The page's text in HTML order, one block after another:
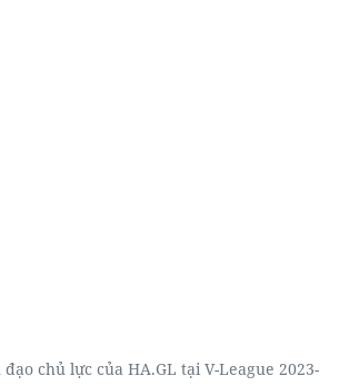
chủ lực của HA.GL tại V-League 2023-